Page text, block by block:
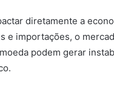
diretamente a
e importações, o
podem gerar